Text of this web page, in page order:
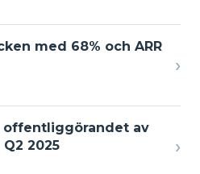
med 68% och ARR
›
av
2025
›